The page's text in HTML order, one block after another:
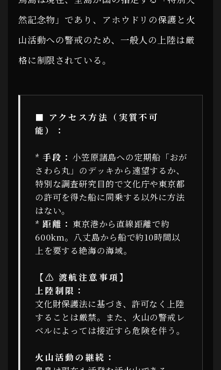
然記念物」であり、アホウドリの保護と火
山活動への警戒のため、一般人の上陸は厳
格に制限されている。
■ アクセス方法（実質不可
能）：
* 手段： 小笠原諸島への定期船「おが
さわら丸」のデッキから遠望するか、
特別な調査研究目的で文化庁や東京都
の許可を得た船に同乗する以外に方法
はない。
* 距離： 東京港から直線距離で約
600km。八丈島から船で約10時間以
上を要する絶海の海域。
【⚠ 渡航注意事項】
上陸制限：
文化財保護法に基づき、許可なく上陸
することは厳禁。また、火山の警戒レ
ベルによっては接近すら危険を伴う。
火山活動の継続：